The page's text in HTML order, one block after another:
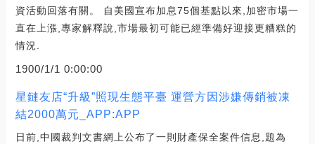
資活動回落有關。 自美國宣布加息75個基點以來,加密市場一
直在上漲,專家解釋說,市場最初可能已經準備好迎接更糟糕的
情況.
1900/1/1 0:00:00
星鏈友店“升級”照現生態平臺 運營方因涉嫌傳銷被凍
結2000萬元_APP:APP
日前,中國裁判文書網上公布了一則財產保全案件信息,題為